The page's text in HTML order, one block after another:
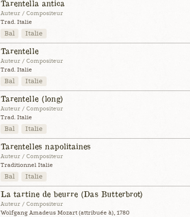
Tarentella antica
Auteur / Compositeur
Trad. Italie
Bal Italie
Tarentelle
Auteur / Compositeur
Trad. Italie
Bal Italie
Tarentelle (long)
Auteur / Compositeur
Trad. Italie
Bal Italie
Tarentelles napolitaines
Auteur / Compositeur
Traditionnel Italie
Bal Italie
La tartine de beurre (Das Butterbrot)
Auteur / Compositeur
Wolfgang Amadeus Mozart (attribuée à), 1780